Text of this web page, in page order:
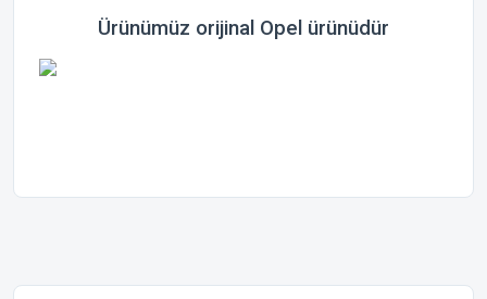
Ürünümüz orijinal Opel ürünüdür